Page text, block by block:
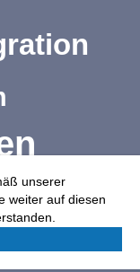
unserer
weiter auf diesen